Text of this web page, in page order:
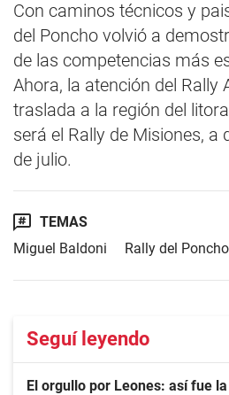
Con caminos técnicos y
del Poncho volvió a
de las competencias más
Ahora, la atención del Rally
traslada a la región del
será el Rally de Misiones, a
de julio.
TEMAS
Miguel Baldoni
Rally del Poncho
Seguí leyendo
El orgullo por Leones: así fue